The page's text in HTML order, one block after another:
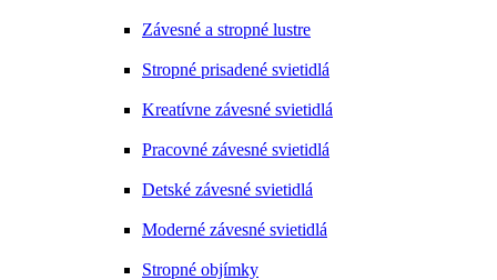
Závesné a stropné lustre
Stropné prisadené svietidlá
Kreatívne závesné svietidlá
Pracovné závesné svietidlá
Detské závesné svietidlá
Moderné závesné svietidlá
Stropné objímky